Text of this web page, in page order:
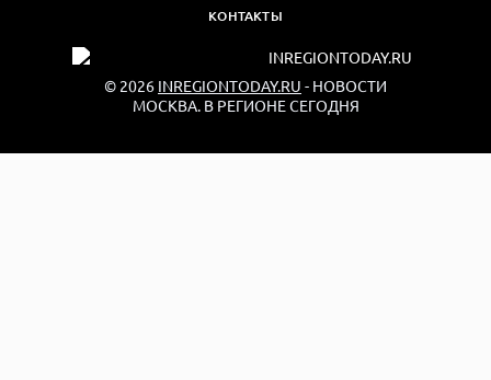
КОНТАКТЫ
© 2026 INREGIONTODAY.RU - НОВОСТИ
МОСКВА. В РЕГИОНЕ СЕГОДНЯ